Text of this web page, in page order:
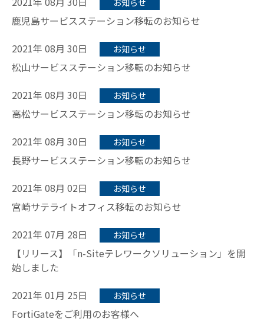
鹿児島サービスステーション移転のお知らせ
2021年 08月 30日
お知らせ
松山サービスステーション移転のお知らせ
2021年 08月 30日
お知らせ
高松サービスステーション移転のお知らせ
2021年 08月 30日
お知らせ
長野サービスステーション移転のお知らせ
2021年 08月 02日
お知らせ
宮崎サテライトオフィス移転のお知らせ
2021年 07月 28日
お知らせ
【リリース】「n-Siteテレワークソリューション」を開
始しました
2021年 01月 25日
お知らせ
FortiGateをご利用のお客様へ